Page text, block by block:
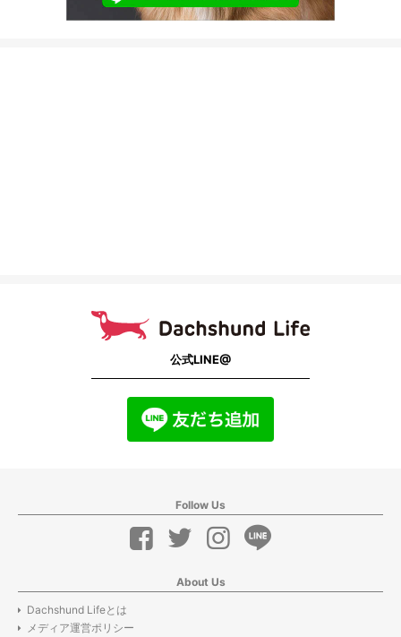
公式LINE@
Follow Us
About Us
Dachshund Lifeとは
メディア運営ポリシー